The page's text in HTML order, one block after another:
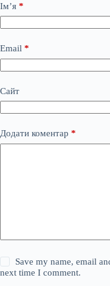
Ім’я *
Email *
Сайт
Додати коментар *
Save my name, email
next time I comment.